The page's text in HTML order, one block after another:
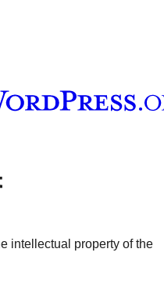
기
intellectual property of the